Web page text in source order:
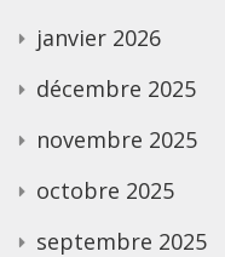
janvier 2026
décembre 2025
novembre 2025
octobre 2025
septembre 2025